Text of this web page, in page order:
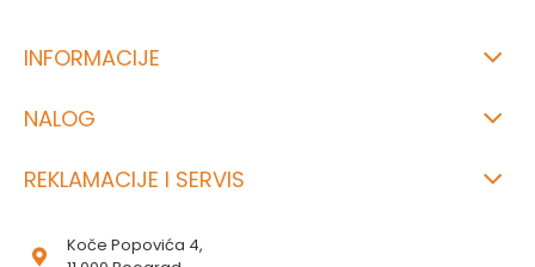
INFORMACIJE
NALOG
REKLAMACIJE I SERVIS
Koče Popovića 4,